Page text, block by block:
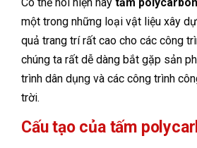
Có thể nói hiện nay tấm
một trong những loại vật liệu xây
quả trang trí rất cao cho các công
chúng ta rất dễ dàng bắt gặp sản
trình dân dụng và các công trình
trời.
Cấu tạo của tấm